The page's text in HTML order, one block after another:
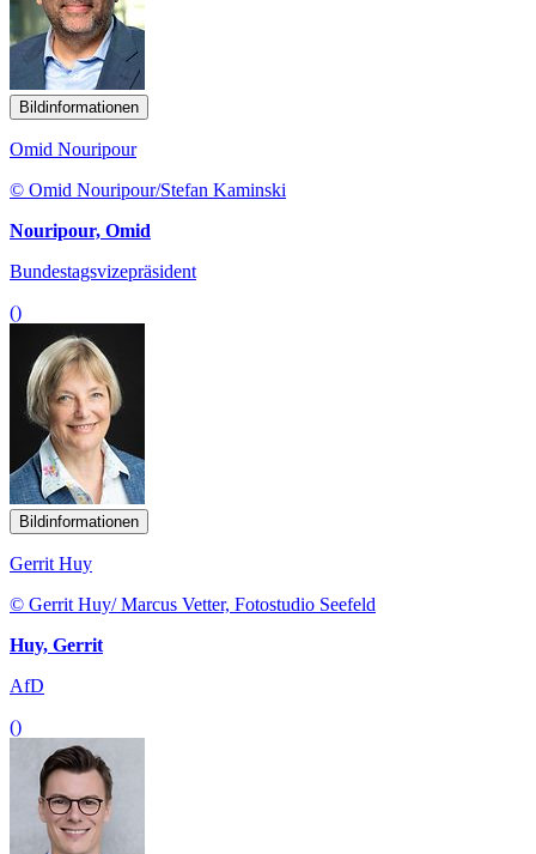
Bildinformationen
Omid Nouripour
© Omid Nouripour/Stefan Kaminski
Nouripour, Omid
Bundestagsvizepräsident
()
Bildinformationen
Gerrit Huy
© Gerrit Huy/ Marcus Vetter, Fotostudio Seefeld
Huy, Gerrit
AfD
()